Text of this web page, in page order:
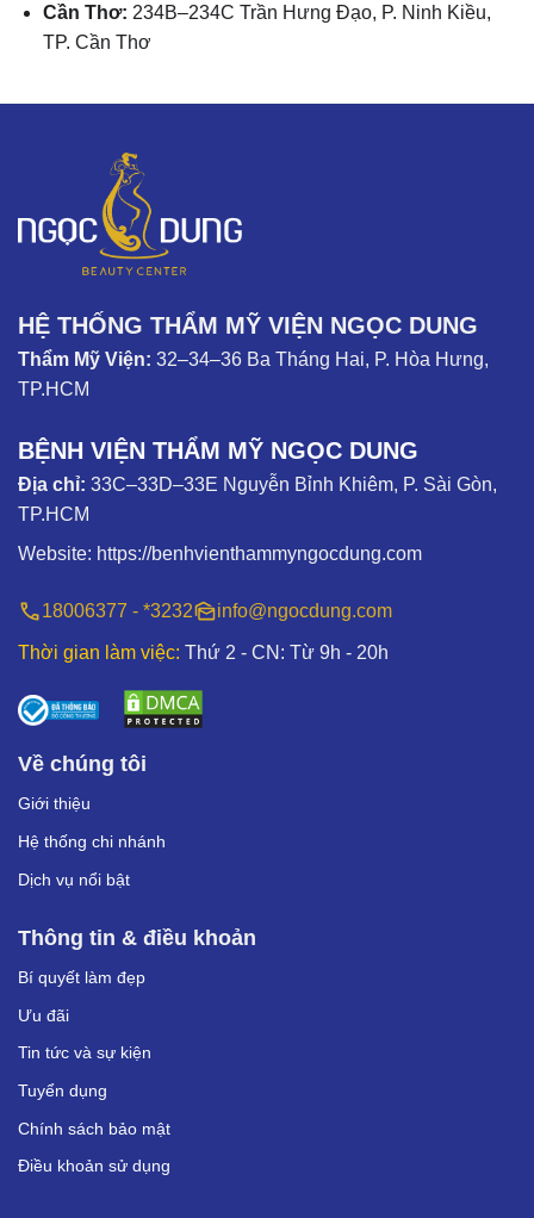
Cần Thơ: 234B–234C Trần Hưng Đạo, P. Ninh Kiều,
TP. Cần Thơ
HỆ THỐNG THẨM MỸ VIỆN NGỌC DUNG
Thẩm Mỹ Viện: 32–34–36 Ba Tháng Hai, P. Hòa Hưng,
TP.HCM
BỆNH VIỆN THẨM MỸ NGỌC DUNG
Địa chỉ: 33C–33D–33E Nguyễn Bỉnh Khiêm, P. Sài Gòn,
TP.HCM
Website: https://benhvienthammyngocdung.com
18006377 - *3232 info@ngocdung.com
Thời gian làm việc: Thứ 2 - CN: Từ 9h - 20h
Về chúng tôi
Giới thiệu
Hệ thống chi nhánh
Dịch vụ nổi bật
Thông tin & điều khoản
Bí quyết làm đẹp
Ưu đãi
Tin tức và sự kiện
Tuyển dụng
Chính sách bảo mật
Điều khoản sử dụng